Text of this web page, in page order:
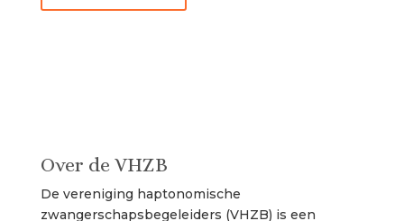
Over de VHZB
De vereniging haptonomische
zwangerschapsbegeleiders (VHZB) is een